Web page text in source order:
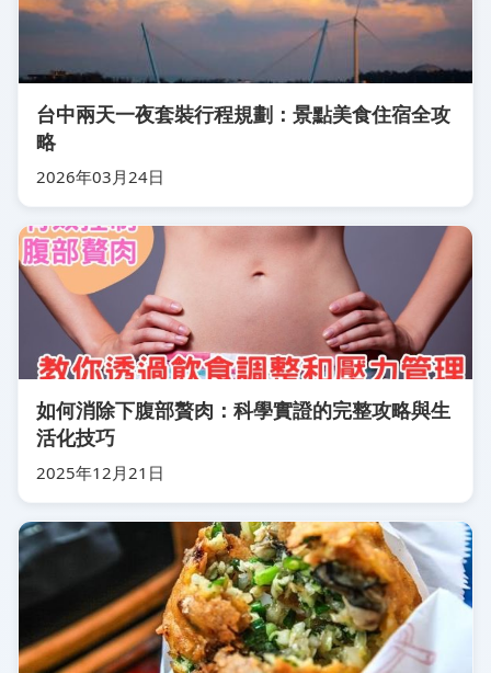
台中兩天一夜套裝行程規劃：景點美食住宿全攻
略
2026年03月24日
如何消除下腹部贅肉：科學實證的完整攻略與生
活化技巧
2025年12月21日